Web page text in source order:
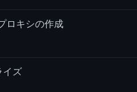
ロキシの作成
イズ